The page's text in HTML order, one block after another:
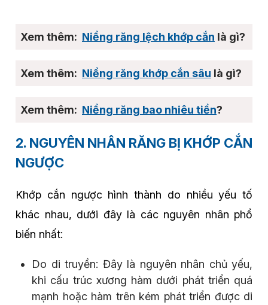
Niềng răng lệch khớp cắn là gì?
Niềng răng khớp cắn sâu là gì?
Niềng răng bao nhiêu tiền?
2. NGUYÊN NHÂN RĂNG BỊ KHỚP CẮN
NGƯỢC
Khớp cắn ngược hình thành do nhiều yếu tố
khác nhau, dưới đây là các nguyên nhân phổ
biến nhất:
Do di truyền: Đây là nguyên nhân chủ yếu,
khi cấu trúc xương hàm dưới phát triển quá
mạnh hoặc hàm trên kém phát triển được di